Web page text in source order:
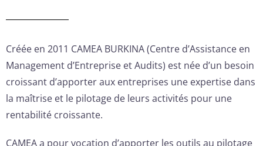
Créée en 2011 CAMEA BURKINA (Centre d’Assistance en
Management d’Entreprise et Audits) est née d’un besoin
croissant d’apporter aux entreprises une expertise dans
la maîtrise et le pilotage de leurs activités pour une
rentabilité croissante.
CAMEA a pour vocation d’apporter les outils au pilotage